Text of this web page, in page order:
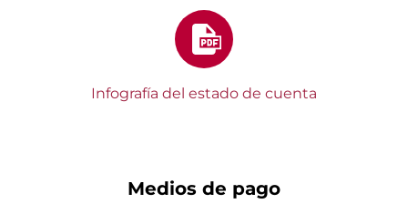
Infografía del estado de cuenta
Medios de pago